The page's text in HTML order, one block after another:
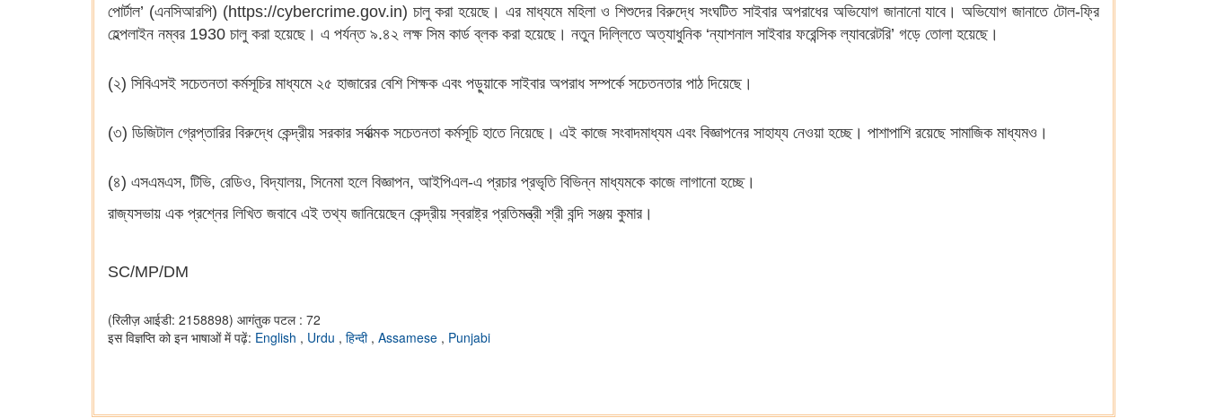
পোর্টাল’ (এনসিআরপি) (https://cybercrime.gov.in) চালু করা হয়েছে। এর মাধ্যমে মহিলা ও শিশুদের বিরুদ্ধে সংঘটিত সাইবার অপরাধের অভিযোগ জানানো যাবে। অভিযোগ জানাতে টোল-ফ্রি
হেল্পলাইন নম্বর 1930 চালু করা হয়েছে। এ পর্যন্ত ৯.৪২ লক্ষ সিম কার্ড ব্লক করা হয়েছে। নতুন দিল্লিতে অত্যাধুনিক ‘ন্যাশনাল সাইবার ফরেন্সিক ল্যাবরেটরি’ গড়ে তোলা হয়েছে।
(২) সিবিএসই সচেতনতা কর্মসূচির মাধ্যমে ২৫ হাজারের বেশি শিক্ষক এবং পড়ুয়াকে সাইবার অপরাধ সম্পর্কে সচেতনতার পাঠ দিয়েছে।
(৩) ডিজিটাল গ্রেপ্তারির বিরুদ্ধে কেন্দ্রীয় সরকার সর্বাত্মক সচেতনতা কর্মসূচি হাতে নিয়েছে। এই কাজে সংবাদমাধ্যম এবং বিজ্ঞাপনের সাহায্য নেওয়া হচ্ছে। পাশাপাশি রয়েছে সামাজিক মাধ্যমও।
(৪) এসএমএস, টিভি, রেডিও, বিদ্যালয়, সিনেমা হলে বিজ্ঞাপন, আইপিএল-এ প্রচার প্রভৃতি বিভিন্ন মাধ্যমকে কাজে লাগানো হচ্ছে।
রাজ্যসভায় এক প্রশ্নের লিখিত জবাবে এই তথ্য জানিয়েছেন কেন্দ্রীয় স্বরাষ্ট্র প্রতিমন্ত্রী শ্রী বন্দি সঞ্জয় কুমার।
SC/MP/DM
(रिलीज़ आईडी: 2158898) आगंतुक पटल : 72
इस विज्ञप्ति को इन भाषाओं में पढ़ें: English , Urdu , हिन्दी , Assamese , Punjabi